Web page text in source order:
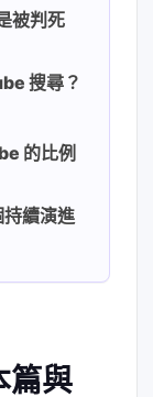
被判死
搜尋？
的比例
續演進
篇與